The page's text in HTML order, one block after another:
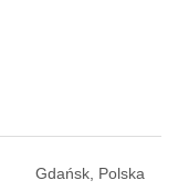
Gdańsk, Polska